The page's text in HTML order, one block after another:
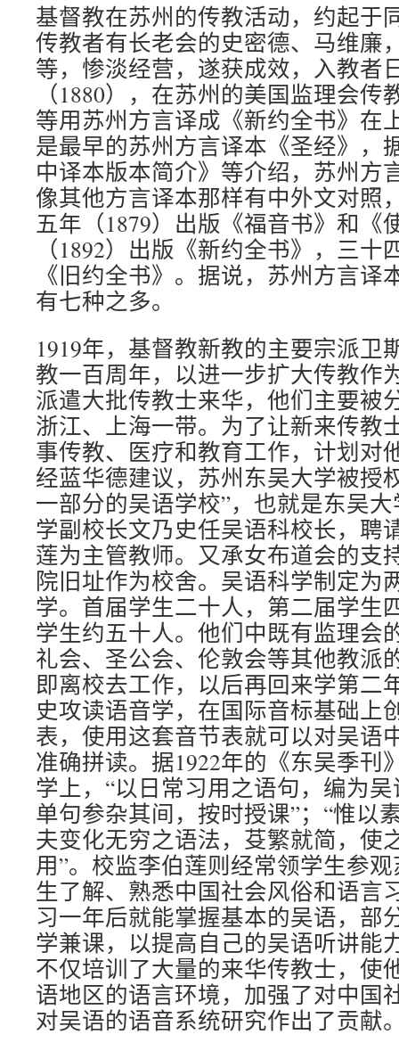
基督教在苏州的传教活动，约起于
传教者有长老会的史密德、马维廉
等，惨淡经营，遂获成效，入教者
（1880），在苏州的美国监理会
等用苏州方言译成《新约全书》在
是最早的苏州方言译本《圣经》，
中译本版本简介》等介绍，苏州方
像其他方言译本那样有中外文对照
五年（1879）出版《福音书》和《
（1892）出版《新约全书》，三十
《旧约全书》。据说，苏州方言译
有七种之多。
1919年，基督教新教的主要宗派卫
教一百周年，以进一步扩大传教作
派遣大批传教士来华，他们主要被
浙江、上海一带。为了让新来传教
事传教、医疗和教育工作，计划对
经蓝华德建议，苏州东吴大学被授
一部分的吴语学校”，也就是东吴
学副校长文乃史任吴语科校长，聘
莲为主管教师。又承女布道会的支
院旧址作为校舍。吴语科学制定为
学。首届学生二十人，第二届学生
学生约五十人。他们中既有监理会
礼会、圣公会、伦敦会等其他教派
即离校去工作，以后再回来学第二
史攻读语音学，在国际音标基础上
表，使用这套音节表就可以对吴语
准确拼读。据1922年的《东吴季刊
学上，“以日常习用之语句，编为
单句参杂其间，按时授课”；“惟以
夫变化无穷之语法，芟繁就简，使
用”。校监李伯莲则经常领学生参
生了解、熟悉中国社会风俗和语言
习一年后就能掌握基本的吴语，部
学兼课，以提高自己的吴语听讲能
不仅培训了大量的来华传教士，使
语地区的语言环境，加强了对中国
对吴语的语音系统研究作出了贡献